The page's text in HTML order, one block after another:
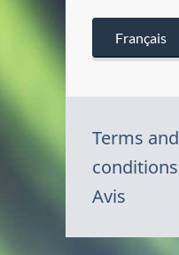
Français
Terms and
conditions
Avis